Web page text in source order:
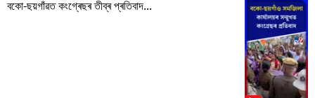
বকো-ছয়গাঁৱত কংগ্ৰেছৰ তীব্ৰ প্ৰতিবাদ...